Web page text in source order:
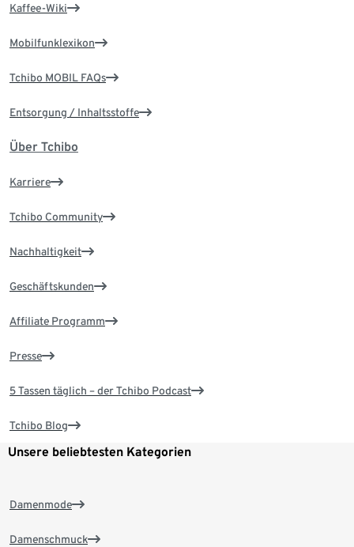
Kaffee-Wiki
Mobilfunklexikon
Tchibo MOBIL FAQs
Entsorgung / Inhaltsstoffe
Über Tchibo
Karriere
Tchibo Community
Nachhaltigkeit
Geschäftskunden
Affiliate Programm
Presse
5 Tassen täglich – der Tchibo Podcast
Tchibo Blog
Unsere beliebtesten Kategorien
Damenmode
Damenschmuck